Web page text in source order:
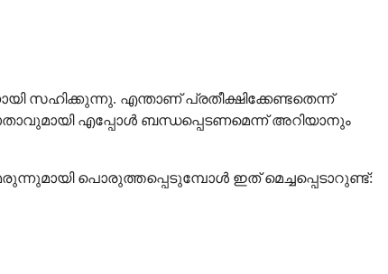
സഹിക്കുന്നു. എന്താണ് പ്രതീക്ഷിക്കേണ്ടതെന്ന്
എപ്പോൾ ബന്ധപ്പെടണമെന്ന് അറിയാനും
പൊരുത്തപ്പെടുമ്പോൾ ഇത് മെച്ചപ്പെടാറുണ്ട്: